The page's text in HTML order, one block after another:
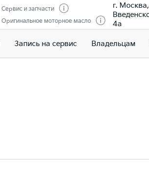
Сервис и запчасти
Оригинальное моторное масло
г.
4а
Запись на сервис Владельцам